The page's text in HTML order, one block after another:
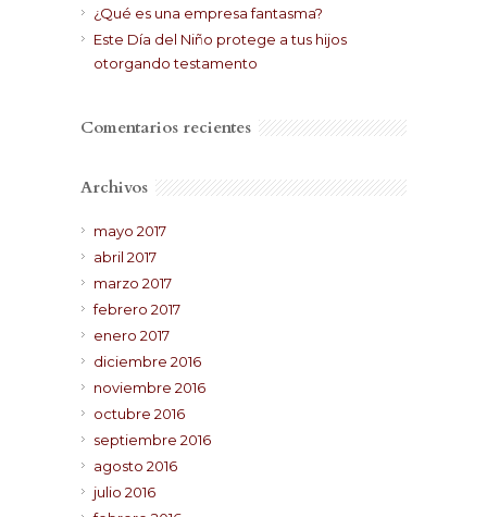
¿Qué es una empresa fantasma?
Este Día del Niño protege a tus hijos
otorgando testamento
Comentarios recientes
Archivos
mayo 2017
abril 2017
marzo 2017
febrero 2017
enero 2017
diciembre 2016
noviembre 2016
octubre 2016
septiembre 2016
agosto 2016
julio 2016